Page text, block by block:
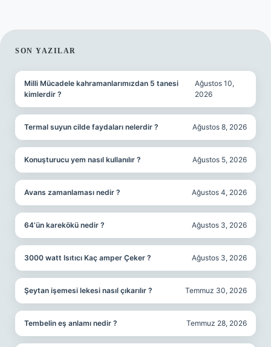
SIDEBAR
SON YAZILAR
Milli Mücadele kahramanlarımızdan 5 tanesi
kimlerdir ?
Ağustos 10,
2026
Termal suyun cilde faydaları nelerdir ? Ağustos 8, 2026
Konuşturucu yem nasıl kullanılır ? Ağustos 5, 2026
Avans zamanlaması nedir ? Ağustos 4, 2026
64’ün karekökü nedir ? Ağustos 3, 2026
3000 watt Isıtıcı Kaç amper Çeker ? Ağustos 3, 2026
Şeytan işemesi lekesi nasıl çıkarılır ? Temmuz 30, 2026
Tembelin eş anlamı nedir ? Temmuz 28, 2026